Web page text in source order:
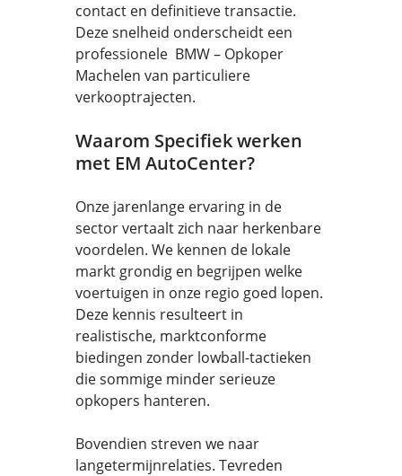
contact en definitieve transactie.
Deze snelheid onderscheidt een
professionele BMW – Opkoper
Machelen van particuliere
verkooptrajecten.
Waarom Specifiek werken
met EM AutoCenter?
Onze jarenlange ervaring in de
sector vertaalt zich naar herkenbare
voordelen. We kennen de lokale
markt grondig en begrijpen welke
voertuigen in onze regio goed lopen.
Deze kennis resulteert in
realistische, marktconforme
biedingen zonder lowball-tactieken
die sommige minder serieuze
opkopers hanteren.
Bovendien streven we naar
langetermijnrelaties. Tevreden